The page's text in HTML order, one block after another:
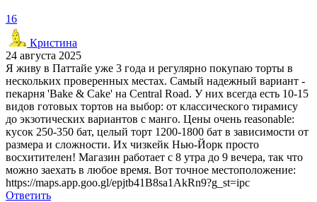
16
Кристина
24 августа 2025
Я живу в Паттайе уже 3 года и регулярно покупаю торты в
нескольких проверенных местах. Самый надежный вариант -
пекарня 'Bake & Cake' на Central Road. У них всегда есть 10-15
видов готовых тортов на выбор: от классического тирамису
до экзотических вариантов с манго. Цены очень reasonable:
кусок 250-350 бат, целый торт 1200-1800 бат в зависимости от
размера и сложности. Их чизкейк Нью-Йорк просто
восхитителен! Магазин работает с 8 утра до 9 вечера, так что
можно заехать в любое время. Вот точное местоположение:
https://maps.app.goo.gl/epjtb41B8sa1AkRn9?g_st=ipc
Ответить